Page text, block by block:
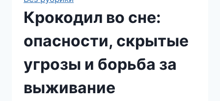
Крокодил во сне:
опасности, скрытые
угрозы и борьба за
выживание